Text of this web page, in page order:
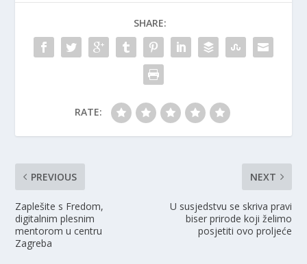
SHARE:
RATE:
PREVIOUS
Zaplešite s Fredom,
digitalnim plesnim
mentorom u centru
Zagreba
NEXT
U susjedstvu se skriva pravi
biser prirode koji želimo
posjetiti ovo proljeće